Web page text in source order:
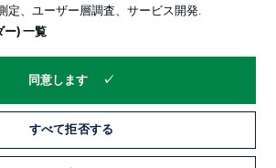
Bundesliga-Gruppe GmbH
をお選びください
定、ユーザー層調査、サービス開発.
ー) 一覧
同意します
すべて拒否する